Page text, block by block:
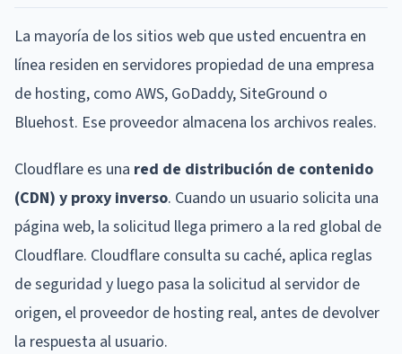
La mayoría de los sitios web que usted encuentra en
línea residen en servidores propiedad de una empresa
de hosting, como AWS, GoDaddy, SiteGround o
Bluehost. Ese proveedor almacena los archivos reales.
Cloudflare es una red de distribución de contenido
(CDN) y proxy inverso. Cuando un usuario solicita una
página web, la solicitud llega primero a la red global de
Cloudflare. Cloudflare consulta su caché, aplica reglas
de seguridad y luego pasa la solicitud al servidor de
origen, el proveedor de hosting real, antes de devolver
la respuesta al usuario.